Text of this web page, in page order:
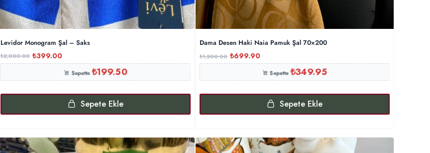
Levidor Monogram Şal – Saks
₺2,000.00 ₺399.00
Sepette₺199.50
Sepete Ekle
Dama Desen Haki Naia Pamuk Şal 70×200
₺1,200.00 ₺699.90
Sepette₺349.95
Sepete Ekle